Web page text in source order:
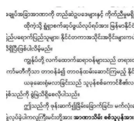
လို့ စျေးကွက်မှာ ပြ